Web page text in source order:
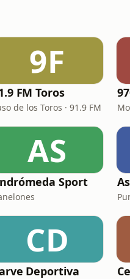
9F
FM Toros
de los Toros · 91.9 FM
AS
Sport
CD
Deportiva